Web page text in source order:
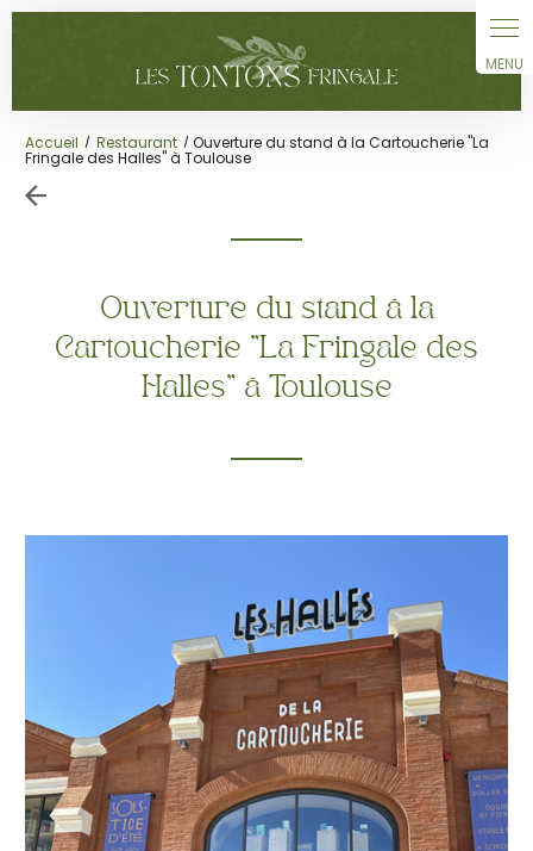
Accueil Restaurant Ouverture du stand à la Cartoucherie "La
Fringale des Halles" à Toulouse
Ouverture du stand à la
Cartoucherie "La Fringale des
Halles" à Toulouse
Panneau de gestion des cookies